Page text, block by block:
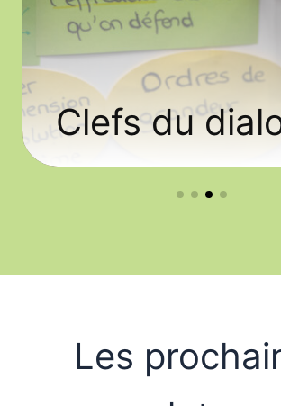
Clefs du
Les